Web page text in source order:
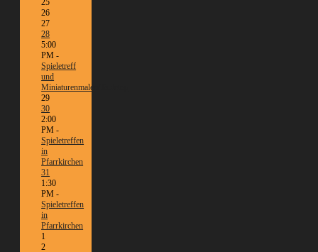
25
26
27
28
5:00
PM -
Spieletreff
und
Miniaturenmalen/Tabletop
29
30
2:00
PM -
Spieletreffen
in
Pfarrkirchen
31
1:30
PM -
Spieletreffen
in
Pfarrkirchen
1
2